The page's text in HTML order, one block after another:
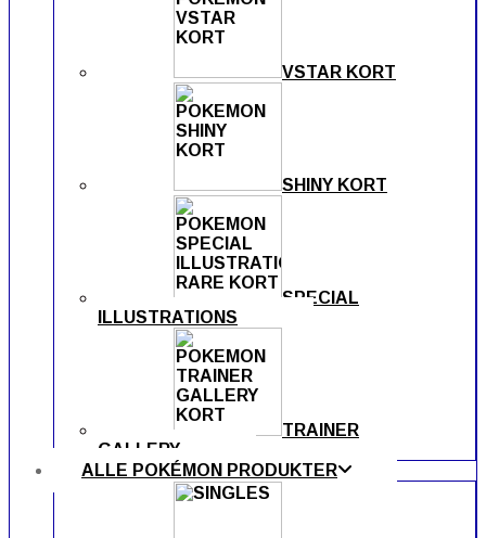
VSTAR KORT
SHINY KORT
SPECIAL
ILLUSTRATIONS
TRAINER
GALLERY
ALLE POKÉMON PRODUKTER